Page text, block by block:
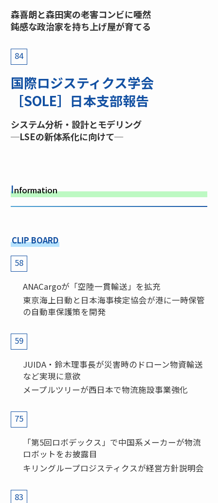
森喜朗と森田実の老害コンビに唖然
鈍感な政治家を持ち上げ屋が育てる
84
国際ロジスティクス学会
［SOLE］日本支部報告
システム分析・設計とモデリング
─LSEの新体系化に向けて─
Information
CLIP BOARD
58
ANACargoが「空陸一貫輸送」を拡充
東京海上日動と日本海事検定協会が港に一時保管
の自動車保護策を開発
59
JUIDA・鈴木理事長が災害時のドローン物資輸送
など実現に意欲
メープルツリーが西日本で物流施設事業強化
75
「第5回ロボデックス」で中国系メーカーが物流
ロボットをお披露目
キリングループロジスティクスが経営方針説明会
83